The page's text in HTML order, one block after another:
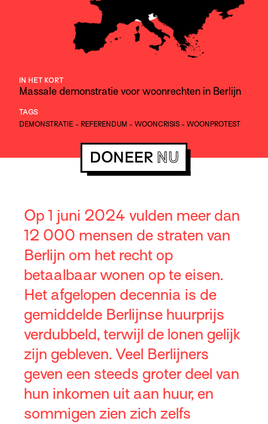
IN HET KORT
Massale demonstratie voor woonrechten in Berlijn
TAGS
DEMONSTRATIE - REFERENDUM - WOONCRISIS - WOONPROTEST
DONEER NU
Op 1 juni 2024 vulden meer dan
12 000 mensen de straten van
Berlijn om het recht op
betaalbaar wonen op te eisen.
Het afgelopen decennia is de
gemiddelde Berlijnse huurprijs
verdubbeld, terwijl de lonen gelijk
zijn gebleven. Veel Berlijners
geven een steeds groter deel van
hun inkomen uit aan huur, en
sommigen zien zich zelfs